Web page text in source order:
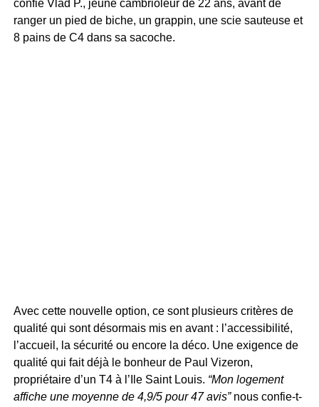
confie Vlad P., jeune cambrioleur de 22 ans, avant de
ranger un pied de biche, un grappin, une scie sauteuse et
8 pains de C4 dans sa sacoche.
Avec cette nouvelle option, ce sont plusieurs critères de
qualité qui sont désormais mis en avant : l’accessibilité,
l’accueil, la sécurité ou encore la déco. Une exigence de
qualité qui fait déjà le bonheur de Paul Vizeron,
propriétaire d’un T4 à l’Ile Saint Louis. “Mon logement
affiche une moyenne de 4,9/5 pour 47 avis”nous confie-t-